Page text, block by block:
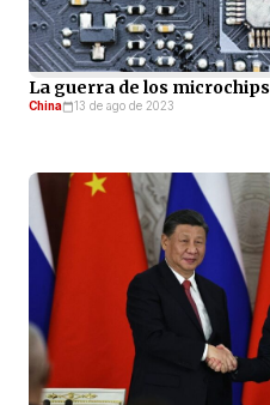
La guerra de los microchips
China 13 de ago de 2023